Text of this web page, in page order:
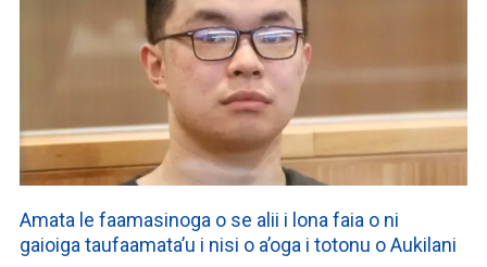
Amata le faamasinoga o se alii i lona faia o ni
gaioiga taufaamata’u i nisi o a’oga i totonu o Aukilani